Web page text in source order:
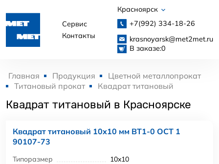
Сервис
Контакты
Красноярск
+7(992) 334-18-26
krasnoyarsk@met2met.ru
В заказе:0
Главная Продукция
Цветной металлопрокат
Титановый прокат
Квадрат титановый
Квадрат титановый в Красноярске
Квадрат титановый 10x10 мм ВТ1-0 ОСТ 1
90107-73
Типоразмер
10x10